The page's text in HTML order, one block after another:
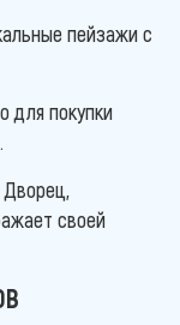
пейзажи с
для покупки
Дворец,
своей